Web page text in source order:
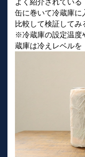
よく紹介されてい
缶に巻いて冷蔵庫に
比較して検証してみ
※冷蔵庫の設定温度
蔵庫は冷えレベルを